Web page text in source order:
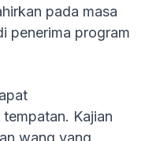
pada masa
penerima program
Kajian